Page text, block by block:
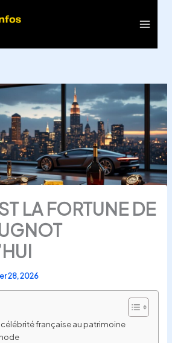
LA FORTUNE DE
28, 2026
célébrité française au patrimoine